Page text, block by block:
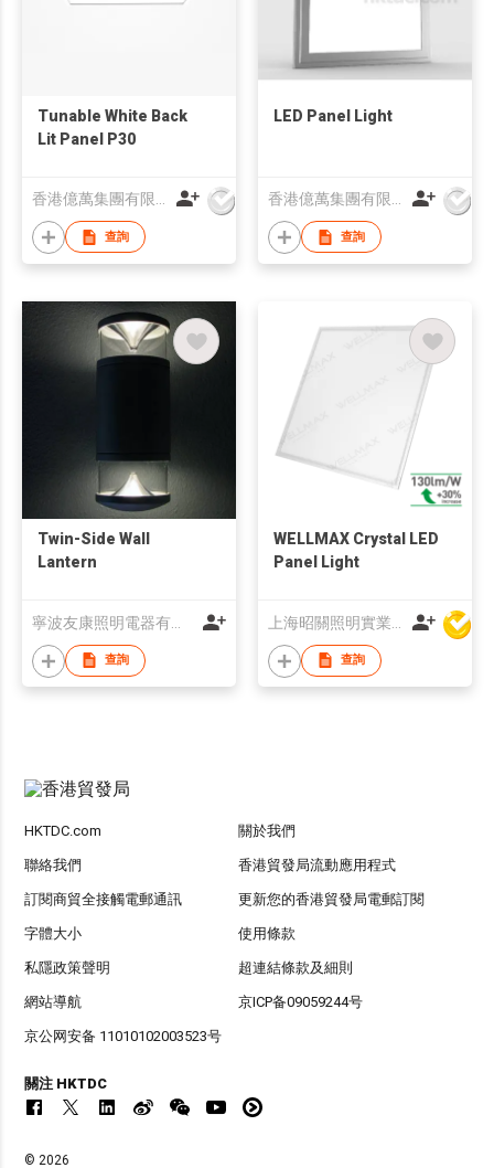
Tunable White Back
Lit Panel P30
香港億萬集團有限公司
查詢
LED Panel Light
香港億萬集團有限公司
查詢
Twin-Side Wall
Lantern
查詢
WELLMAX Crystal LED
Panel Light
查詢
HKTDC.com 關於我們
聯絡我們 香港貿發局流動應用程式
訂閱商貿全接觸電郵通訊 更新您的香港貿發局電郵訂閱
字體大小 使用條款
私隱政策聲明 超連結條款及細則
網站導航 京ICP备09059244号
京公网安备 11010102003523号
關注 HKTDC
© 2026